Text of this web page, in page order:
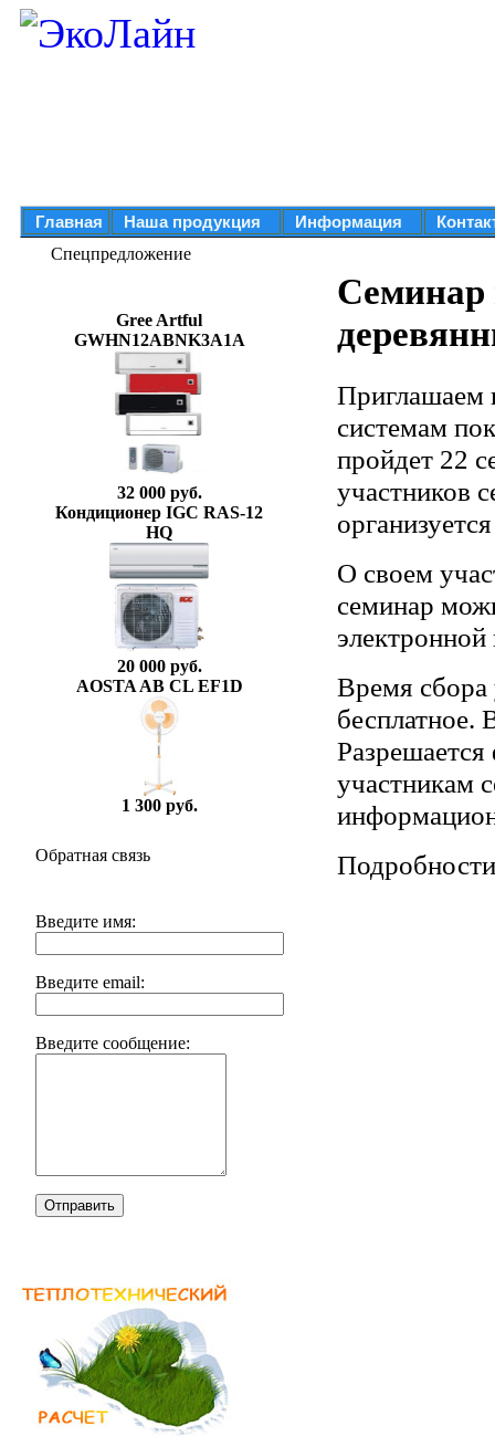
Главная Наша продукция Информация
Спецпредложение
Gree Artful
GWHN12ABNK3A1A
32 000 руб.
Кондиционер IGC RAS-12
HQ
20 000 руб.
AOSTA AB CL EF1D
1 300 руб.
Обратная связь
Введите имя:
Введите email:
Введите сообщение:
Отправить
Семинар
Приглашаем
системам
пройдет 22
участников
О своем
семинар
Время сбора
бесплатное.
участникам